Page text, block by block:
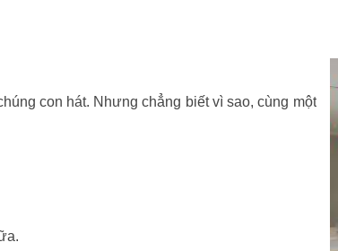
con hát. Nhưng chẳng biết vì sao, cùng một